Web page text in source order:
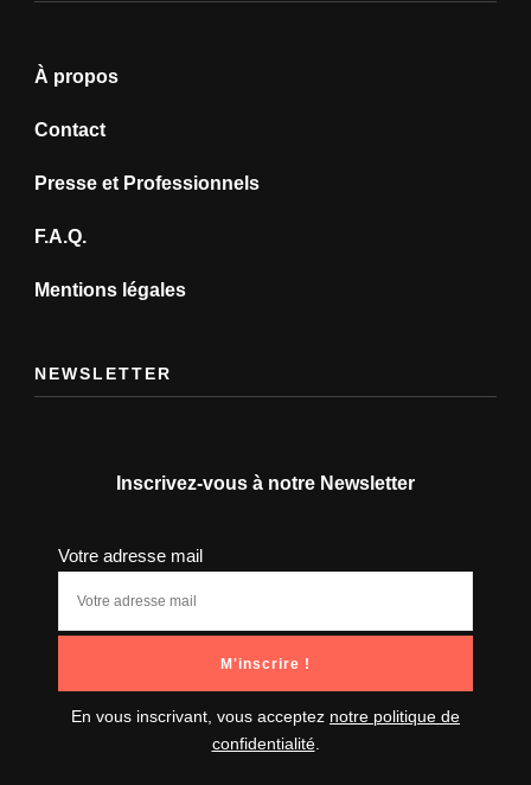
À propos
Contact
Presse et Professionnels
F.A.Q.
Mentions légales
NEWSLETTER
Inscrivez-vous à notre Newsletter
Votre adresse mail
En vous inscrivant, vous acceptez notre politique de
confidentialité.